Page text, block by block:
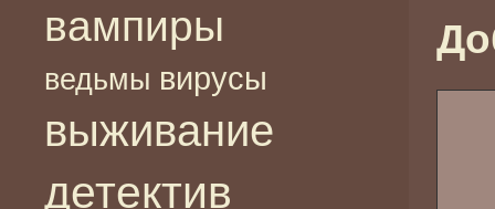
вампиры
ведьмы вирусы
выживание
детектив